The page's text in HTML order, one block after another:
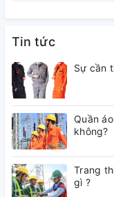
Ứng dụng
Kiểm tra chất lượng
nước thải.
Đánh giá hàm lượng
nước sinh hoạt
Hỗ trợkiểm tra nước
trong sản xuất thực
Sử dụng trong
Tin tức
Sự cần
Quần
không?
Trang
gì ?